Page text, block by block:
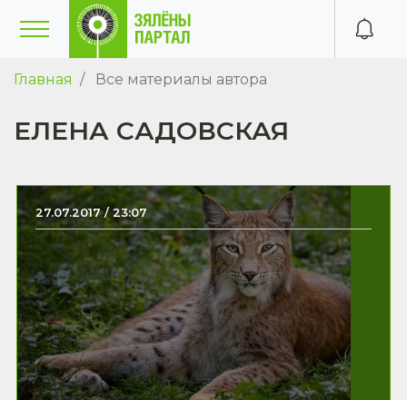
Главная Все материалы автора
ЕЛЕНА САДОВСКАЯ
27.07.2017 / 23:07